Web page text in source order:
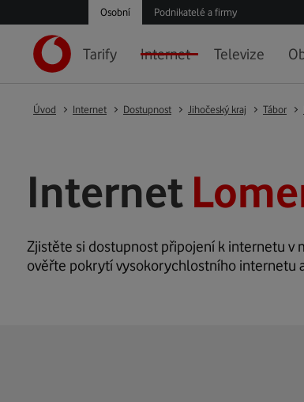
Osobní Podnikatelé a firmy
Tarify Internet Televize
Úvod Internet Dostupnost Jihočeský kraj Tábor
Internet
Zjistěte si dostupnost připojení k internetu v
ověřte pokrytí vysokorychlostního internetu